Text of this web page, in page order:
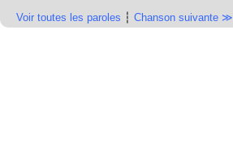
Voir toutes les paroles ┆ Chanson suivante ≫